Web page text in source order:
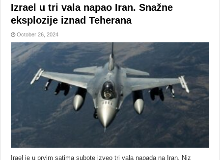
Izrael u tri vala napao Iran. Snažne
eksplozije iznad Teherana
October 26, 2024
Irael je u prvim satima subote izveo tri vala napada na Iran. Niz